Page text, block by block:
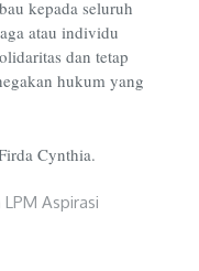
kepada seluruh
atau individu
dan tetap
hukum yang
Cynthia.